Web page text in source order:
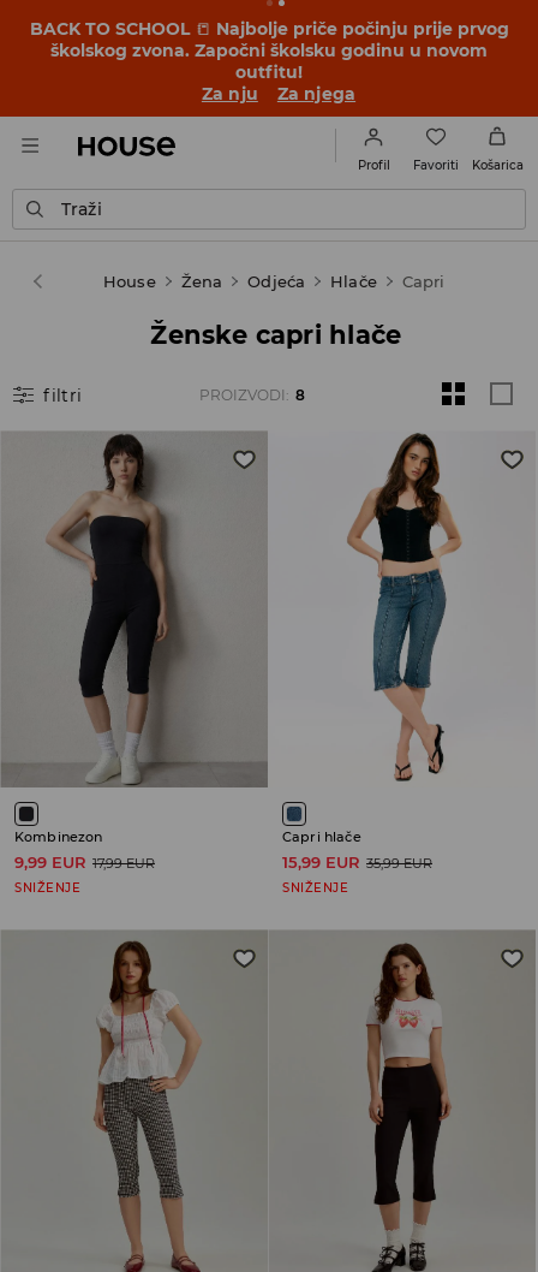
BACK TO SCHOOL 📒 Najbolje priče počinju prije prvog
školskog zvona. Započni školsku godinu u novom
outfitu!
Za nju
Za njega
Profil Favoriti Košarica
Traži
House Žena Odjeća Hlače Capri
Ženske capri hlače
filtri PROIZVODI : 8
Kombinezon
9,99 EUR 17,99 EUR
SNIŽENJE
Capri hlače
15,99 EUR 35,99 EUR
SNIŽENJE